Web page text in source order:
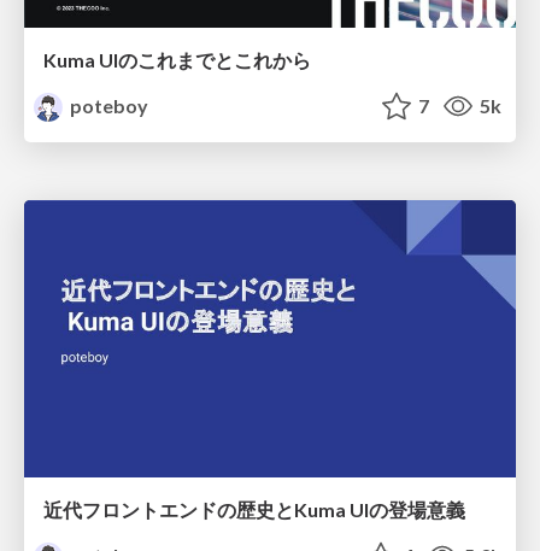
Kuma UIのこれまでとこれから
poteboy
7 5k
近代フロントエンドの歴史とKuma UIの登場意義